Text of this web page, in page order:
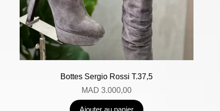
Bottes Sergio Rossi T.37,5
MAD 3.000,00